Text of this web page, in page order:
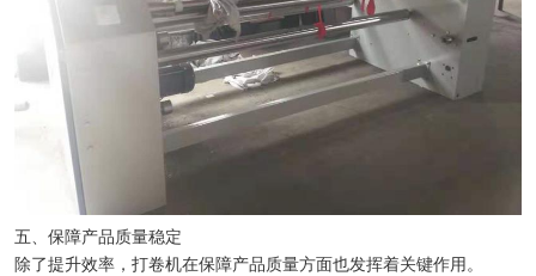
五、保障产品质量稳定
除了提升效率，打卷机在保障产品质量方面也发挥着关键作用。